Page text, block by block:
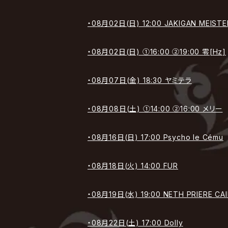
・08月02日(日) 12:00 JAKIGAN
・08月02日(日) ①16:00 ②19:00 零[Hz]
・08月07日(金) 18:30 ヤミテラ
・08月08日(土) ①14:00 ②16:00 メリー
・08月16日(日) 17:00 Psycho le Cému
・08月18日(火) 14:00 FUR
・08月19日(水) 19:00 NETH PRIERE
・08月22日(土) 17:00 Dolly